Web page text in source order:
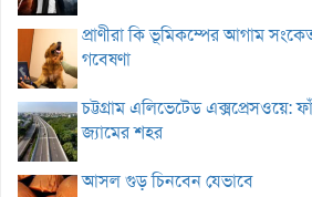
প্রাণীরা কি ভূমিকম্পের আগাম
গবেষণা
চট্টগ্রাম এলিভেটেড এক্সপ্রেসওয়ে:
জ্যামের শহর
আসল গুড় চিনবেন যেভাবে